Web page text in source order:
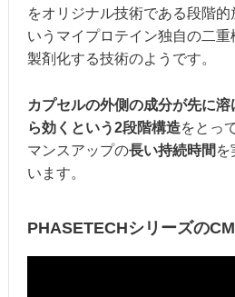
をオリジナル技術である段階
いうマイプロテイン独自の二重
製剤化する技術のようです。
カプセルの外側の成分が先に
ら効くという2段階構造をとっ
マンスアップの長い持続時間 を
います。
PHASETECHシリーズの